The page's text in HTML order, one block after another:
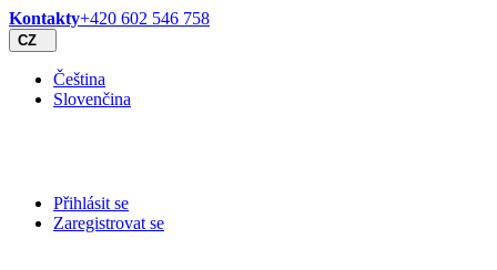
Kontakty+420 602 546 758
CZ
Čeština
Slovenčina
Přihlásit se
Zaregistrovat se